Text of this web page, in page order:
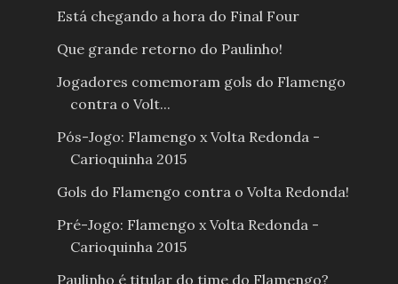
Está chegando a hora do Final Four
Que grande retorno do Paulinho!
Jogadores comemoram gols do Flamengo
contra o Volt...
Pós-Jogo: Flamengo x Volta Redonda -
Carioquinha 2015
Gols do Flamengo contra o Volta Redonda!
Pré-Jogo: Flamengo x Volta Redonda -
Carioquinha 2015
Paulinho é titular do time do Flamengo?